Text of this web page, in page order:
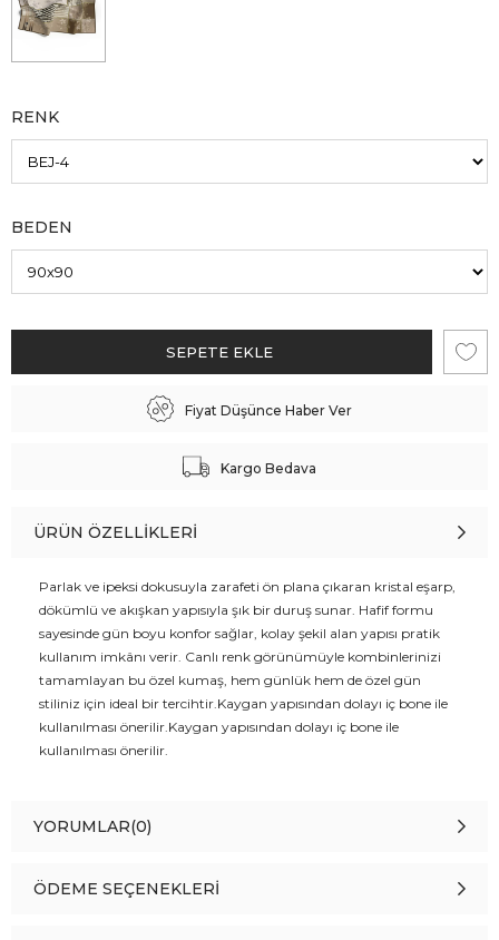
RENK
BEDEN
Fiyat Düşünce Haber Ver
Kargo Bedava
ÜRÜN ÖZELLIKLERI
Parlak ve ipeksi dokusuyla zarafeti ön plana çıkaran kristal eşarp,
dökümlü ve akışkan yapısıyla şık bir duruş sunar. Hafif formu
sayesinde gün boyu konfor sağlar, kolay şekil alan yapısı pratik
kullanım imkânı verir. Canlı renk görünümüyle kombinlerinizi
tamamlayan bu özel kumaş, hem günlük hem de özel gün
stiliniz için ideal bir tercihtir.Kaygan yapısından dolayı iç bone ile
kullanılması önerilir.Kaygan yapısından dolayı iç bone ile
kullanılması önerilir.
YORUMLAR(0)
ÖDEME SEÇENEKLERI